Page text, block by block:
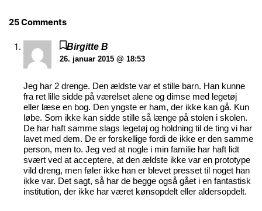
25 Comments
Birgitte B
26. januar 2015 @ 18:53
Jeg har 2 drenge. Den ældste var et stille barn. Han kunne
fra ret lille sidde på værelset alene og dimse med legetøj
eller læse en bog. Den yngste er ham, der ikke kan gå. Kun
løbe. Som ikke kan sidde stille så længe på stolen i skolen.
De har haft samme slags legetøj og holdning til de ting vi har
lavet med dem. De er forskellige fordi de ikke er den samme
person, men to. Jeg ved at nogle i min familie har haft lidt
svært ved at acceptere, at den ældste ikke var en prototype
vild dreng, men føler ikke han er blevet presset til noget han
ikke var. Det sagt, så har de begge også gået i en fantastisk
institution, der ikke har været kønsopdelt eller aldersopdelt.